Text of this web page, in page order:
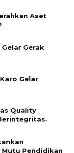
Aset
Gelar Gerak
Gelar
Quality
Pendidikan